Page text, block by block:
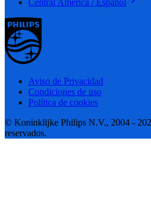
Central América / Español
Aviso de Privacidad
Condiciones de uso
Política de cookies
© Koninklijke Philips N.V., 2004 -
reservados.